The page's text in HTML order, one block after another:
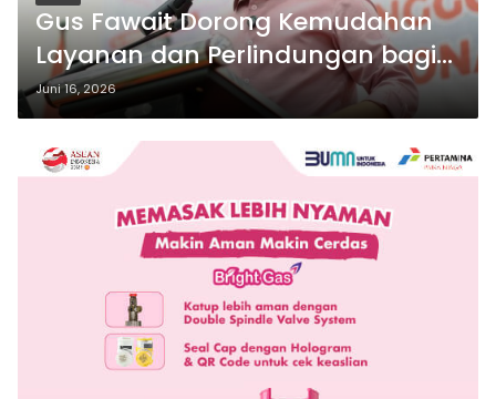
Gus Fawait Dorong Kemudahan
Layanan dan Perlindungan bagi
Pekerja Migran Jember.
Juni 16, 2026